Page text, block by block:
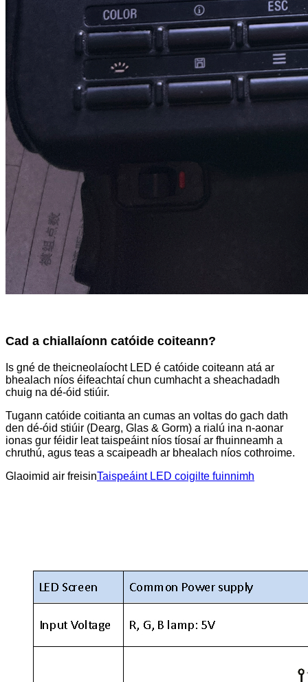
Cad a chiallaíonn catóide coiteann?
Is gné de theicneolaíocht LED é catóide coiteann atá ar
bhealach níos éifeachtaí chun cumhacht a sheachadadh
chuig na dé-óid stiúir.
Tugann catóide coitianta an cumas an voltas do gach dath
den dé-óid stiúir (Dearg, Glas & Gorm) a rialú ina n-aonar
ionas gur féidir leat taispeáint níos tíosaí ar fhuinneamh a
chruthú, agus teas a scaipeadh ar bhealach níos cothroime.
Glaoimid air freisinTaispeáint LED coigilte fuinnimh